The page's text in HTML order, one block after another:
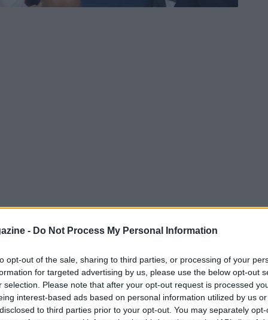
- Do Not Process My Personal Information
opt-out of the sale, sharing to third parties, or processing of your
for targeted advertising by us, please use the below opt-out
selection. Please note that after your opt-out request is processed
interest-based ads based on personal information utilized by us
to third parties prior to your opt-out. You may separately
Serie ASilvio Berlusconi, lo ha
pubblicato la classifica degli uomini più
stimato degli uomini più ricchi del